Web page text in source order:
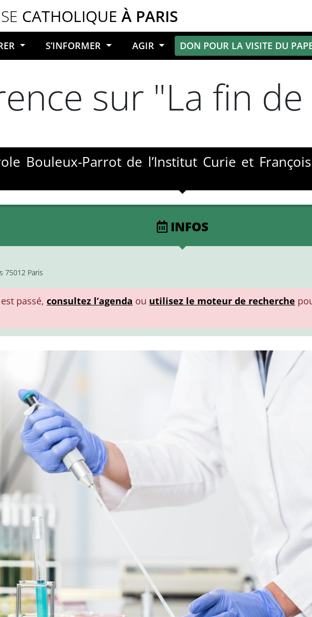
CATHOLIQUE À PARIS
S’INFORMER AGIR DON POUR LA VISITE DU
sur "La fin de
Bouleux-Parrot de l’Institut Curie et
INFOS
75012 Paris
passé, consultez l’agenda ou utilisez le moteur de recherche